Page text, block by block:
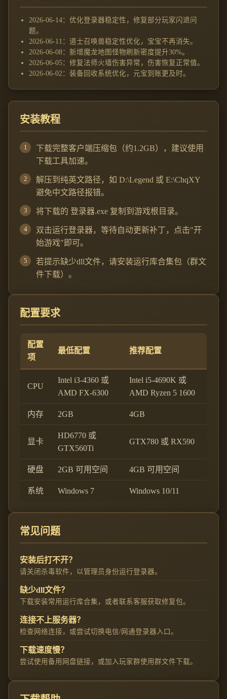
2026-06-14：优化登录器稳定性，修复部分玩家闪退问
题。
2026-06-11：道士召唤兽稳定性优化，宝宝不再消失。
2026-06-08：新增魔龙地图怪物刷新密度提升30%。
2026-06-05：修复法师火墙伤害异常，伤害恢复正常值。
2026-06-02：装备回收系统优化，元宝到账更及时。
安装教程
下载完整客户端压缩包（约1.2GB），建议使用
下载工具加速。
解压到纯英文路径，如 D:\Legend 或 E:\ChqXY
避免中文路径报错。
将下载的 登录器.exe 复制到游戏根目录。
双击运行登录器，等待自动更新补丁，点击"开
始游戏"即可。
若提示缺少dll文件，请安装运行库合集包（群文
件下载）。
配置要求
配置
项
最低配置 推荐配置
CPU
Intel i3-4360 或
AMD FX-6300
Intel i5-4690K 或
AMD Ryzen 5 1600
内存 2GB 4GB
显卡
HD6770 或
GTX560Ti
GTX780 或 RX590
硬盘 2GB 可用空间 4GB 可用空间
系统 Windows 7 Windows 10/11
常见问题
安装后打不开？
请关闭杀毒软件，以管理员身份运行登录器。
缺少dll文件？
下载安装常用运行库合集，或者联系客服获取修复包。
连接不上服务器？
检查网络连接，或尝试切换电信/网通登录器入口。
下载速度慢？
尝试使用备用网盘链接，或加入玩家群使用群文件下载。